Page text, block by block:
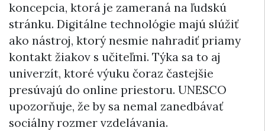
koncepcia, ktorá je zameraná na ľudskú
stránku. Digitálne technológie majú slúžiť
ako nástroj, ktorý nesmie nahradiť priamy
kontakt žiakov s učiteľmi. Týka sa to aj
univerzít, ktoré výuku čoraz častejšie
presúvajú do online priestoru. UNESCO
upozorňuje, že by sa nemal zanedbávať
sociálny rozmer vzdelávania.